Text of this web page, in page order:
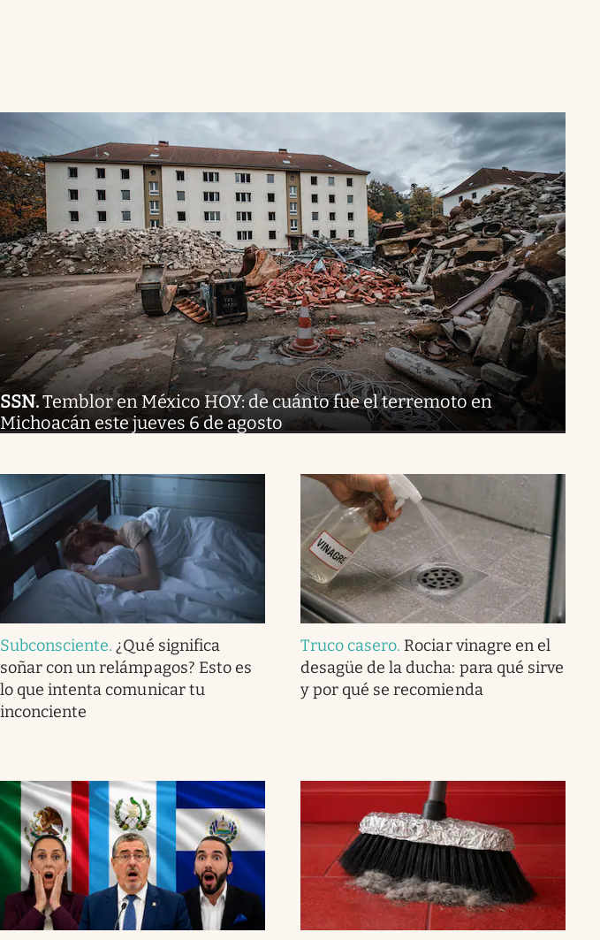
SSN.Temblor en México HOY: de cuánto fue el terremoto en
Michoacán este jueves 6 de agosto
Subconsciente. ¿Qué significa
soñar con un relámpagos? Esto es
lo que intenta comunicar tu
inconciente
Truco casero. Rociar vinagre en el
desagüe de la ducha: para qué sirve
y por qué se recomienda